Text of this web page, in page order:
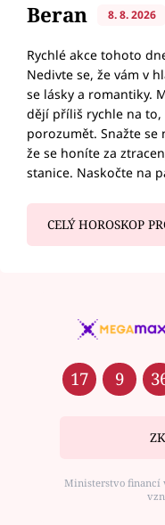
Beran 8. 8. 2026
Rychlé akce tohoto
Nedivte se, že vám v
se lásky a romantiky.
dějí příliš rychle na
porozumět. Snažte
že se honíte za
stanice. Naskočte na
CELÝ HOROSKOP
17 9
Ministerstvo financí